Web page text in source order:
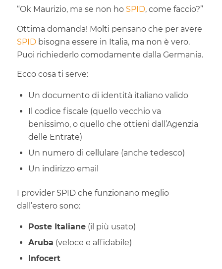
“Ok Maurizio, ma se non ho SPID, come faccio?”
Ottima domanda! Molti pensano che per avere
SPIDbisogna essere in Italia, ma non è vero.
Puoi richiederlo comodamente dalla Germania.
Ecco cosa ti serve:
Un documento di identità italiano valido
Il codice fiscale (quello vecchio va
benissimo, o quello che ottieni dall’Agenzia
delle Entrate)
Un numero di cellulare (anche tedesco)
Un indirizzo email
I provider SPID che funzionano meglio
dall’estero sono:
Poste Italiane(il più usato)
Aruba (veloce e affidabile)
Infocert